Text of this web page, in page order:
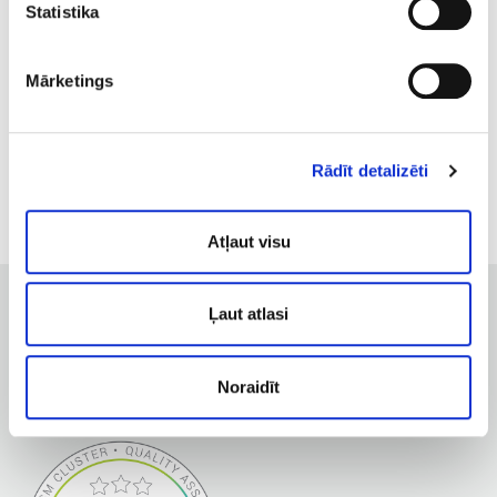
Statistika
Mārketings
Rādīt detalizēti
Atļaut visu
Ļaut atlasi
Noraidīt
В 2023 году – получила статус
В 2023 году – окончила
Б. Магеле, получив квалификацию
«Стилист визуального образа»